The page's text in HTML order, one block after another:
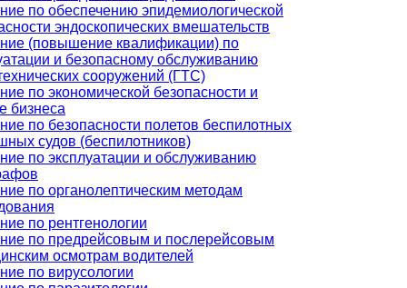
по обеспечению эпидемиологической
эндоскопических вмешательств
(повышение квалификации) по
и безопасному обслуживанию
сооружений (ГТС)
по экономической безопасности и
бизнеса
по безопасности полетов беспилотных
судов (беспилотников)
по эксплуатации и обслуживанию
по органолептическим методам
по рентгенологии
по предрейсовым и послерейсовым
осмотрам водителей
по вирусологии